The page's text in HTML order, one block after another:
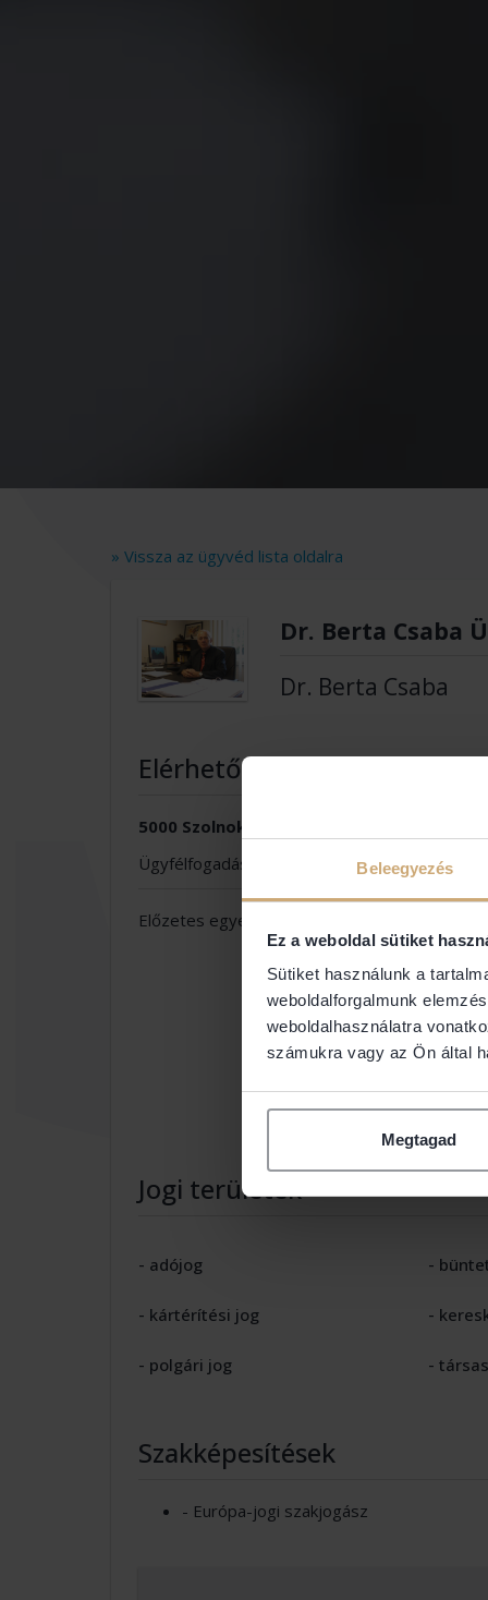
Beleegyezés
Ez a weboldal sütiket
Sütiket használunk a
weboldalforgalmunk
weboldalhasználatra
számukra vagy az Ön által
Megtagad
» Vissza az ügyvéd lista oldalra
Dr. Berta Csaba
Dr. Berta Csaba
Elérhetőségek
5000 Szolnok Szigligeti út 3
Ügyfélfogadás
Előzetes egyeztetés alapján
Jogi területek
- adójog -
- kártérítési jog -
- polgári jog -
Szakképesítések
- Európa-jogi szakjogász